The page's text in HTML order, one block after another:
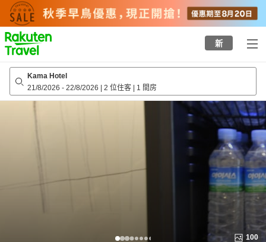
to
top
page
新
Kama Hotel
21/8/2026 - 22/8/2026 | 2 位住客 | 1 間房
100